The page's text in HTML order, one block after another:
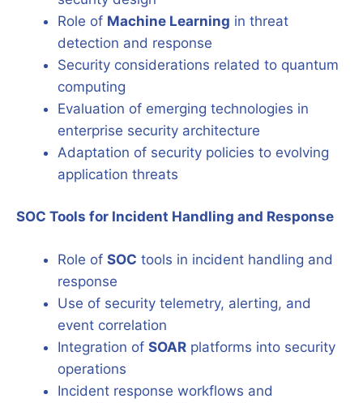
Role of Machine Learning in threat
detection and response
Security considerations related to quantum
computing
Evaluation of emerging technologies in
enterprise security architecture
Adaptation of security policies to evolving
application threats
SOC Tools for Incident Handling and Response
Role of SOC tools in incident handling and
response
Use of security telemetry, alerting, and
event correlation
Integration of SOAR platforms into security
operations
Incident response workflows and